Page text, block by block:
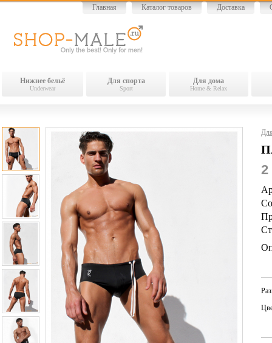
Главная Каталог товаров Доставка
Нижнее бельё
Underwear
Для спорта
Sport
Для дома
Home & Relax
2